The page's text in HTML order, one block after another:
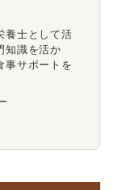
養士として活
知識を活か
事サポートを